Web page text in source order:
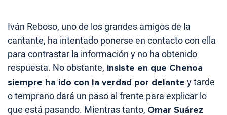
Iván Reboso, uno de los grandes amigos de la
cantante, ha intentado ponerse en contacto con ella
para contrastar la información y no ha obtenido
respuesta. No obstante, insiste en que Chenoa
siempre ha ido con la verdad por delante y tarde
o temprano dará un paso al frente para explicar lo
que está pasando. Mientras tanto, Omar Suárez